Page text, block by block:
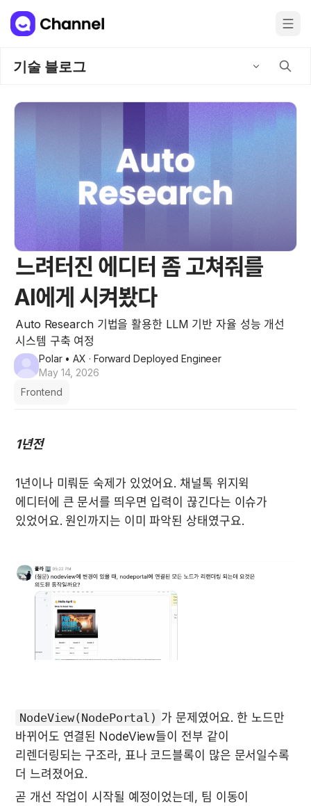
기술 블로그
느려터진 에디터 좀 고쳐줘를
AI에게 시켜봤다
Auto Research 기법을 활용한 LLM 기반 자율 성능 개선
시스템 구축 여정
Polar• AX · Forward Deployed Engineer
May 14, 2026
Frontend
1년전
1년이나 미뤄둔 숙제가 있었어요. 채널톡 위지윅
에디터에 큰 문서를 띄우면 입력이 끊긴다는 이슈가
있었어요. 원인까지는 이미 파악된 상태였구요.
NodeView(NodePortal) 가 문제였어요. 한 노드만
바뀌어도 연결된 NodeView들이 전부 같이
리렌더링되는 구조라, 표나 코드블록이 많은 문서일수록
더 느려졌어요.
곧 개선 작업이 시작될 예정이었는데, 팀 이동이